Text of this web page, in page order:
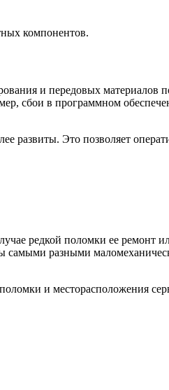
компонентов.
и передовых материалов
сбои в программном
развиты. Это позволяет
редкой поломки ее ремонт
самыми разными
и месторасположения